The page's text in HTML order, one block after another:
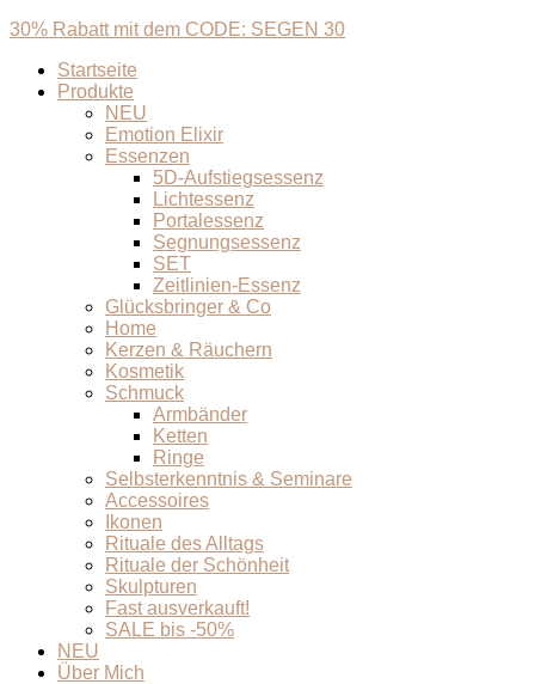
30% Rabatt mit dem CODE: SEGEN 30
Startseite
Produkte
NEU
Emotion Elixir
Essenzen
5D-Aufstiegsessenz
Lichtessenz
Portalessenz
Segnungsessenz
SET
Zeitlinien-Essenz
Glücksbringer & Co
Home
Kerzen & Räuchern
Kosmetik
Schmuck
Armbänder
Ketten
Ringe
Selbsterkenntnis & Seminare
Accessoires
Ikonen
Rituale des Alltags
Rituale der Schönheit
Skulpturen
Fast ausverkauft!
SALE bis -50%
NEU
Über Mich